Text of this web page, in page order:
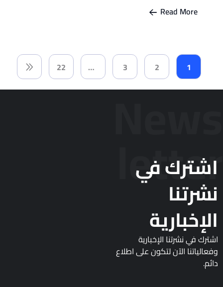
Read More
1
2
3
…
22
اشترك في
نشرتنا
الإخبارية
اشترك في نشرتنا الإخبارية
وفعالياتنا الآن لتكون على اطلاع
دائم.
News
letter